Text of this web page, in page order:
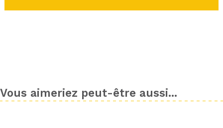
Vous aimeriez peut-être aussi...